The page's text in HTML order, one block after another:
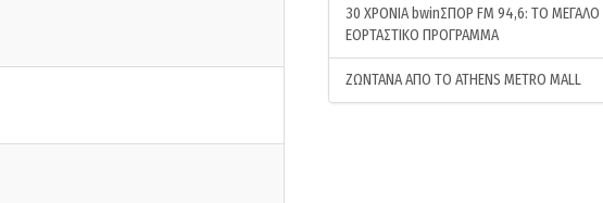
30 ΧΡΟΝΙΑ bwinΣΠΟΡ FM 94,6: ΤΟ ΜΕΓΑΛΟ
ΕΟΡΤΑΣΤΙΚΟ ΠΡΟΓΡΑΜΜΑ
ΖΩΝΤΑΝΑ ΑΠΟ ΤΟ ATHENS METRO MALL